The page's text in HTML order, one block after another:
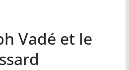
Vadé et le